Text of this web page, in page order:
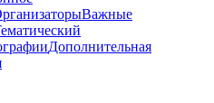
Важные
Дополнительная